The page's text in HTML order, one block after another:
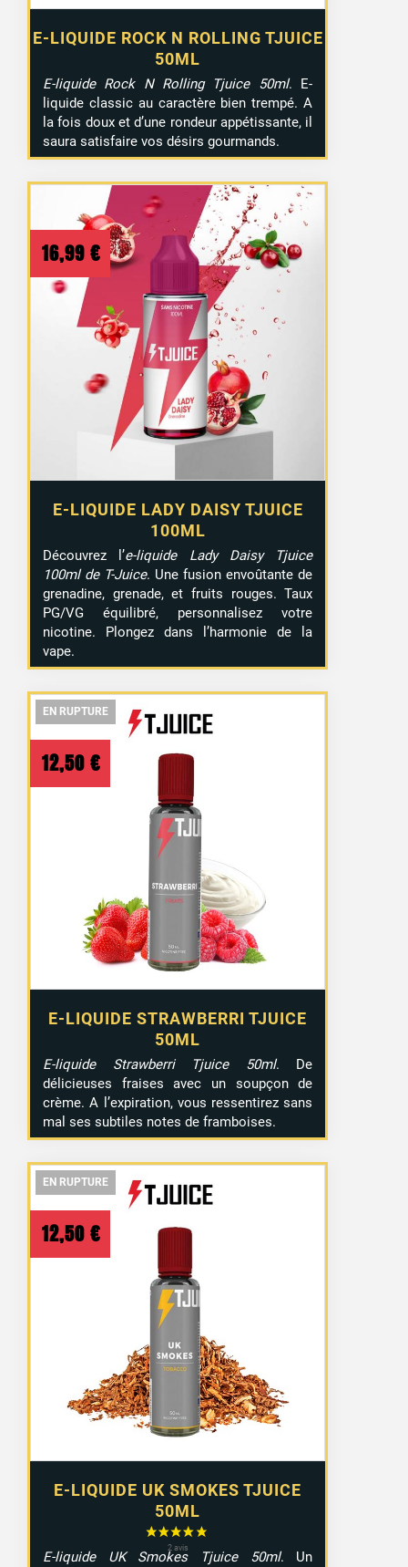
E-LIQUIDE ROCK N ROLLING TJUICE
50ML
E-liquide Rock N Rolling Tjuice 50ml. E-
liquide classic au caractère bien trempé. A
la fois doux et d’une rondeur appétissante, il
saura satisfaire vos désirs gourmands.
E-LIQUIDE LADY DAISY TJUICE
100ML
16,99 €
Découvrez l’e-liquide Lady Daisy Tjuice
100ml de T-Juice. Une fusion envoûtante de
grenadine, grenade, et fruits rouges. Taux
PG/VG équilibré, personnalisez votre
nicotine. Plongez dans l’harmonie de la
vape.
EN RUPTURE
EN RUPTURE
E-LIQUIDE STRAWBERRI TJUICE
50ML
12,50 €
E-liquide Strawberri Tjuice 50ml. De
délicieuses fraises avec un soupçon de
crème. A l’expiration, vous ressentirez sans
mal ses subtiles notes de framboises.
EN RUPTURE
EN RUPTURE
EN RUPTURE
E-LIQUIDE UK SMOKES TJUICE
50ML
12,50 €
E-liquide UK Smokes Tjuice 50ml. Un
EN RUPTURE